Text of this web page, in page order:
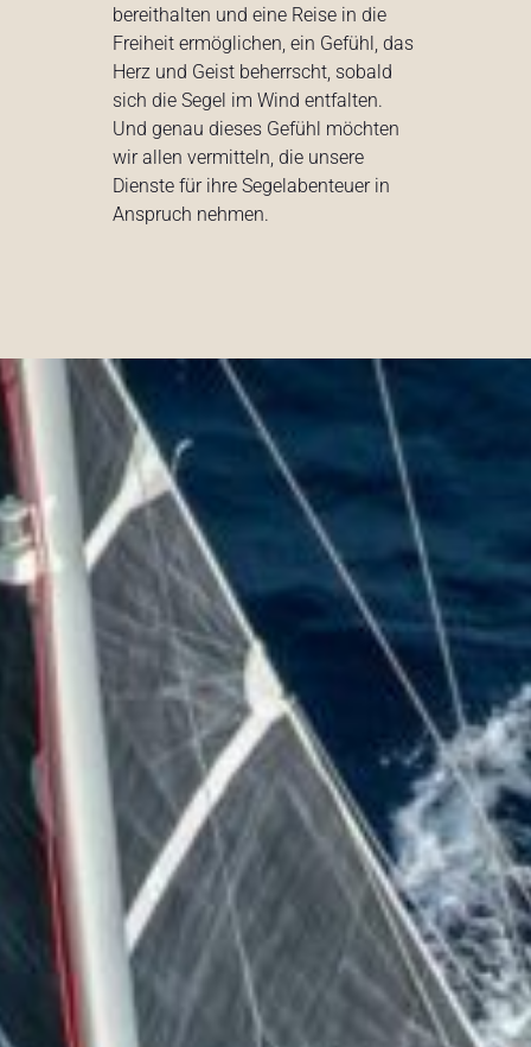
bereithalten und eine Reise in die
Freiheit ermöglichen, ein Gefühl, das
Herz und Geist beherrscht, sobald
sich die Segel im Wind entfalten.
Und genau dieses Gefühl möchten
wir allen vermitteln, die unsere
Dienste für ihre Segelabenteuer in
Anspruch nehmen.